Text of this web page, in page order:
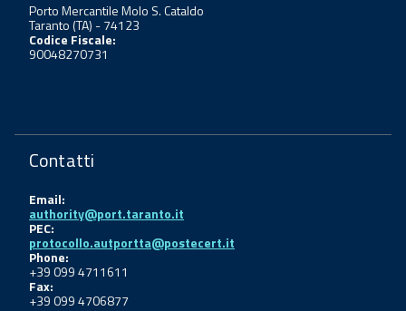
Porto Mercantile Molo S. Cataldo
Taranto (TA) - 74123
Codice Fiscale:
90048270731
Contatti
Email:
authority@port.taranto.it
PEC:
protocollo.autportta@postecert.it
Phone:
+39 099 4711611
Fax:
+39 099 4706877